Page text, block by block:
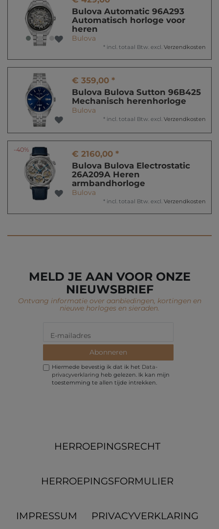
Bulova Automatic 96A293
Automatisch horloge voor
heren
Bulova
* incl. totaal Btw. excl. Verzendkosten
€ 359,00 *
Bulova Bulova Sutton 96B425
Mechanisch herenhorloge
Bulova
* incl. totaal Btw. excl. Verzendkosten
-40%
€ 2160,00 *
Bulova Bulova Electrostatic
26A209A Heren
armbandhorloge
Bulova
* incl. totaal Btw. excl. Verzendkosten
MELD JE AAN VOOR ONZE
NIEUWSBRIEF
Ontvang informatie over aanbiedingen, kortingen en
nieuwe horloges en sieraden.
Abonneren
Hiermede bevestig ik dat ik het Data­
privacy­verklaring heb gelezen. Ik kan mijn
toestemming te allen tijde intrekken.
HERROEPINGS­RECHT
HERROEPINGS­FORMULIER
IMPRESSUM PRIVACYVERKLARING